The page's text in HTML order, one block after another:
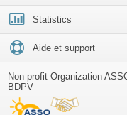
Statistics
Aide et support
Non profit Organization
BDPV